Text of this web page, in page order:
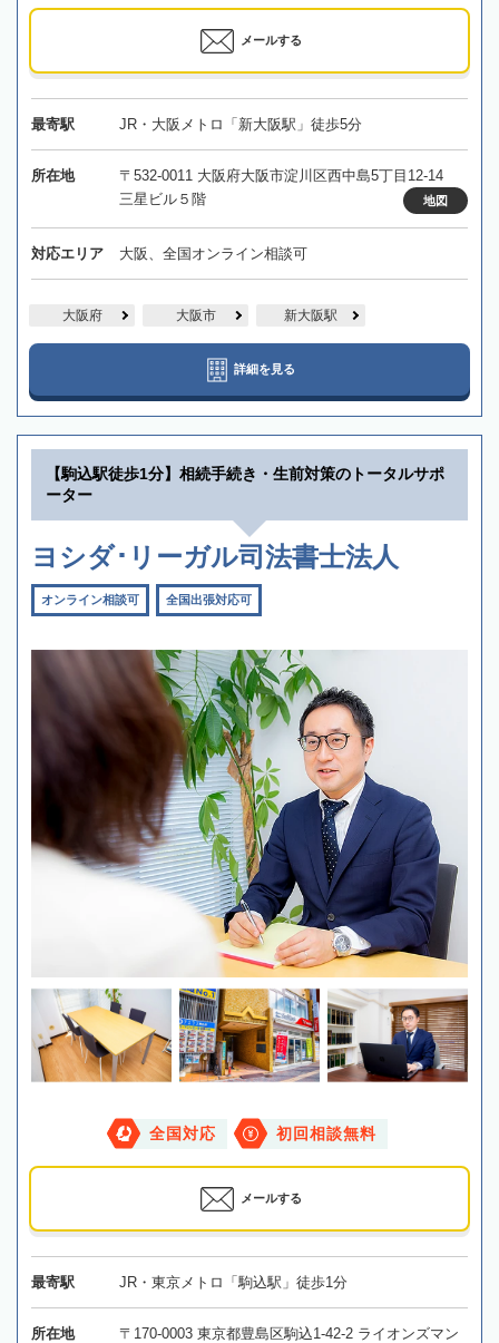
メールする
最寄駅 JR・大阪メトロ「新大阪駅」徒歩5分
所在地
〒532-0011 大阪府大阪市淀川区西中島5丁目12-14
三星ビル５階
地図
対応エリア 大阪、全国オンライン相談可
大阪府 大阪市 新大阪駅
詳細を見る
【駒込駅徒歩1分】相続手続き・生前対策のトータルサポ
ーター
ヨシダ･リーガル司法書士法人
オンライン相談可 全国出張対応可
全国対応 初回相談無料
メールする
最寄駅 JR・東京メトロ「駒込駅」徒歩1分
所在地
〒170-0003 東京都豊島区駒込1-42-2 ライオンズマン